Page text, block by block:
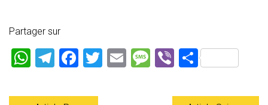
Partager sur
W
at
T
e
F
ce
T
E
M Vi
er
P
ta